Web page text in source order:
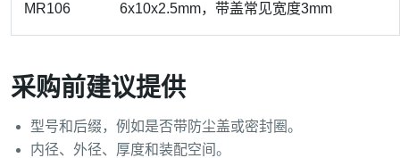
MR106 6x10x2.5mm，带盖常见宽度3mm
采购前建议提供
型号和后缀，例如是否带防尘盖或密封圈。
内径、外径、厚度和装配空间。